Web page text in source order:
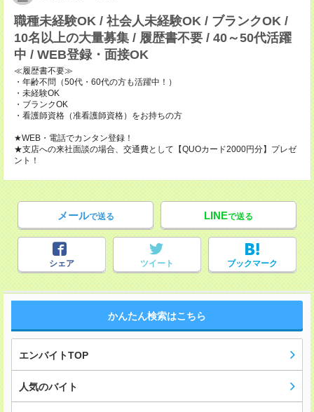
職種未経験OK / 社会人未経験OK / ブランクOK /
10名以上の大量募集 / 履歴書不要 / 40～50代活躍
中 / WEB登録・面接OK
≪履歴書不要≫
・年齢不問（50代・60代の方も活躍中！）
・未経験OK
・ブランクOK
・看護師資格（准看護師資格）をお持ちの方
★WEB・電話でカンタン登録！
★支店への来社面談の場合、交通費として【QUOカード2000円分】プレゼ
ント！
メールで送る LINEで送る
シェア ツイート ブックマーク
かんたん検索はこちら
エンバイトTOP
人気のバイト